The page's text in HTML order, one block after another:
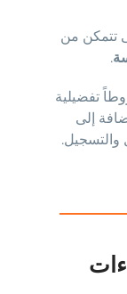
تتمكن من
.
تفضيلية
إلى